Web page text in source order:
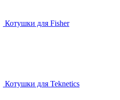
Котушки для Fisher
Котушки для Teknetics